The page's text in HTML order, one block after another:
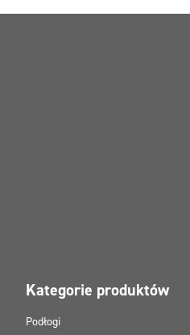
Kategorie produktów
Podłogi